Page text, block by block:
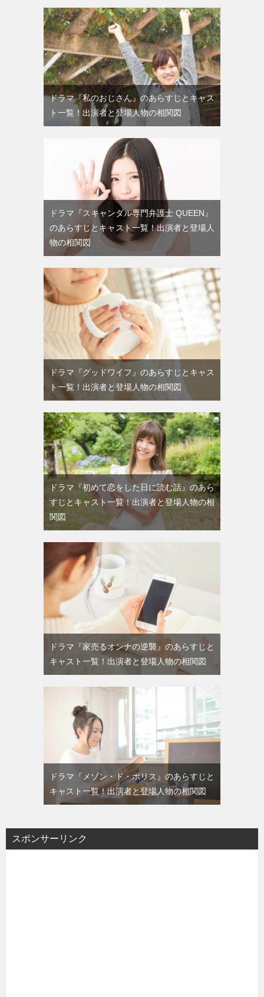
ドラマ『私のおじさん』のあらすじとキャス
ト一覧！出演者と登場人物の相関図
ドラマ『スキャンダル専門弁護士 QUEEN』
のあらすじとキャスト一覧！出演者と登場人
物の相関図
ドラマ『グッドワイフ』のあらすじとキャス
ト一覧！出演者と登場人物の相関図
ドラマ『初めて恋をした日に読む話』のあら
すじとキャスト一覧！出演者と登場人物の相
関図
ドラマ『家売るオンナの逆襲』のあらすじと
キャスト一覧！出演者と登場人物の相関図
ドラマ『メゾン・ド・ポリス』のあらすじと
キャスト一覧！出演者と登場人物の相関図
スポンサーリンク